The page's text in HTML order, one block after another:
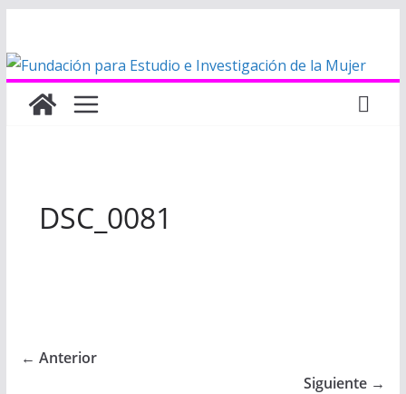
contenido
DSC_0081
← Anterior
Siguiente →